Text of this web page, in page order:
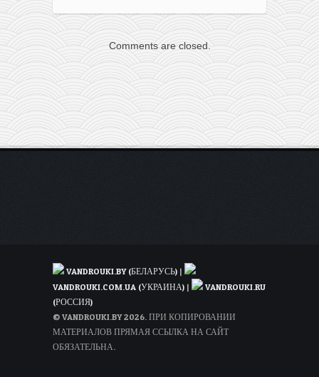
культур
всего
за
30€
туда-
обратно
Comments are closed.
VANDROUKI.BY (БЕЛАРУСЬ) |
VANDROUKI.COM.UA (УКРАИНА) |
VANDROUKI.RU
(РОССИЯ)
© VANDROUKI.BY 2026. ПРИ КОПИРОВАНИИ
МАТЕРИАЛОВ ПРЯМАЯ ССЫЛКА НА САЙТ
ОБЯЗАТЕЛЬНА.